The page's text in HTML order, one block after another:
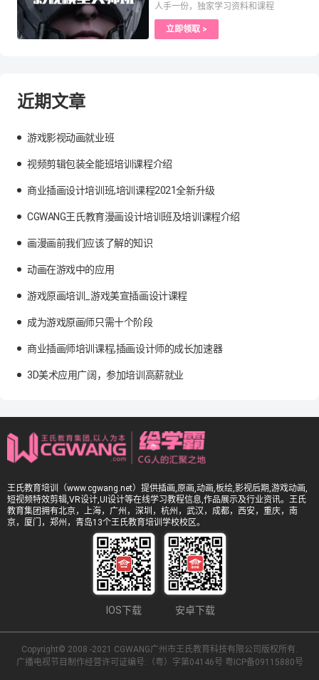
人手一份，独家学习资料和课程
立即领取 >
近期文章
游戏影视动画就业班
视频剪辑包装全能班培训课程介绍
商业插画设计培训班,培训课程2021全新升级
CGWANG王氏教育漫画设计培训班及培训课程介绍
画漫画前我们应该了解的知识
动画在游戏中的应用
游戏原画培训_游戏美宣插画设计课程
成为游戏原画师只需十个阶段
商业插画师培训课程,插画设计师的成长加速器
3D美术应用广阔，参加培训高薪就业
王氏教育培训（www.cgwang.net）提供插画,原画,动画,板绘,影视后期,游戏动画,
短视频特效剪辑,VR设计,UI设计等在线学习教程信息,作品展示及行业资讯。王氏
教育集团拥有北京，上海，广州，深圳，杭州，武汉，成都，西安，重庆，南
京，厦门，郑州，青岛13个王氏教育培训学校校区。
IOS下载 安卓下载
Copyright© 2008 -2021 CGWANG广州市王氏教育科技有限公司版权所有.
广播电视节目制作经营许可证编号:（粤）字第04146号 粤ICP备09115880号